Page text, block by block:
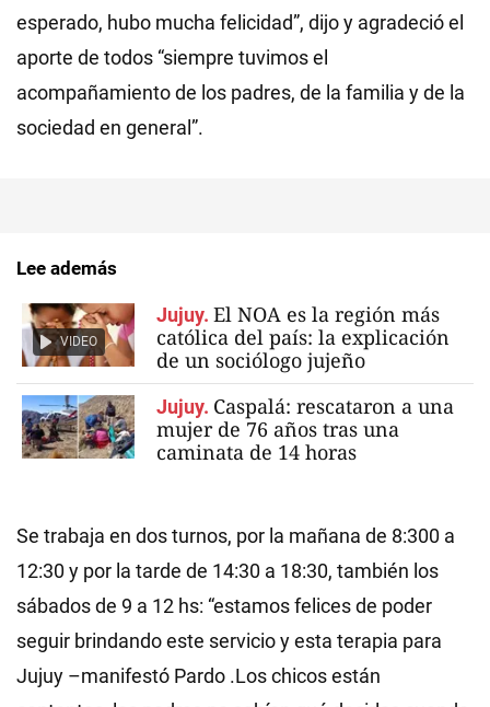
esperado, hubo mucha felicidad”, dijo y agradeció el
aporte de todos “siempre tuvimos el
acompañamiento de los padres, de la familia y de la
sociedad en general”.
Lee además
VIDEO
Jujuy. El NOA es la región más
católica del país: la explicación
de un sociólogo jujeño
Jujuy. Caspalá: rescataron a una
mujer de 76 años tras una
caminata de 14 horas
Se trabaja en dos turnos, por la mañana de 8:300 a
12:30 y por la tarde de 14:30 a 18:30, también los
sábados de 9 a 12 hs: “estamos felices de poder
seguir brindando este servicio y esta terapia para
Jujuy –manifestó Pardo .Los chicos están